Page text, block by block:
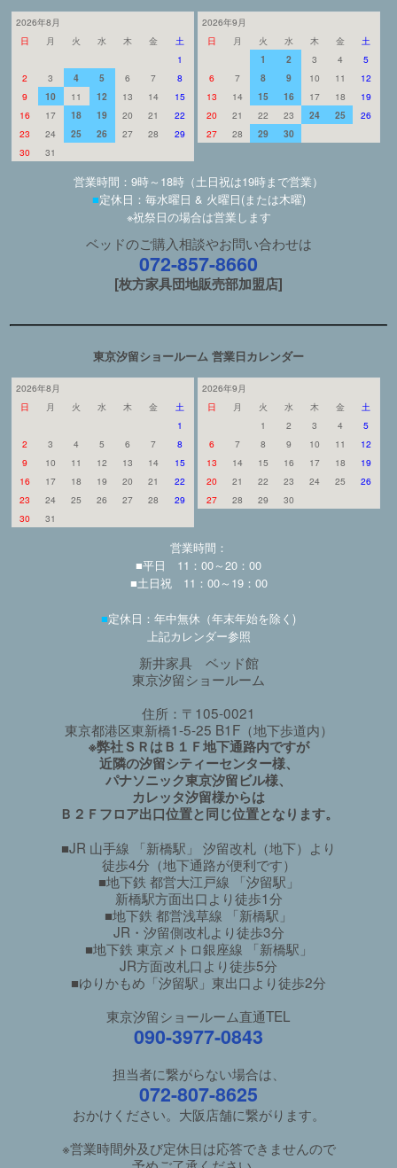
2026年8月
日
月 火 水 木 金
土
1
2
3 4 5 6 7
8
9
10 11 12 13 14
15
16
17 18 19 20 21
22
23
24 25 26 27 28
29
30
31
2026年9月
日
月 火 水 木 金
土
1
2 3 4
5
6
7 8 9 10 11
12
13
14 15 16 17 18
19
20
21 22 23 24 25
26
27
28 29 30
営業時間：9時～18時（土日祝は19時まで営業）
■定休日：毎水曜日 & 火曜日(または木曜)
※祝祭日の場合は営業します
ベッドのご購入相談やお問い合わせは
072-857-8660
[枚方家具団地販売部加盟店]
東京汐留ショールーム 営業日カレンダー
2026年8月
日
月 火 水 木 金
土
1
2
3 4 5 6 7
8
9
10 11 12 13 14
15
16
17 18 19 20 21
22
23
24 25 26 27 28
29
30
31
2026年9月
日
月 火 水 木 金
土
1
2 3 4
5
6
7 8 9 10 11
12
13
14 15 16 17 18
19
20
21 22 23 24 25
26
27
28 29 30
営業時間：
■平日 11：00～20：00
■土日祝 11：00～19：00
■定休日：年中無休（年末年始を除く)
上記カレンダー参照
新井家具 ベッド館
東京汐留ショールーム
住所：〒105-0021
東京都港区東新橋1-5-25 B1F（地下歩道内）
※弊社ＳＲはＢ１Ｆ地下通路内ですが
近隣の汐留シティーセンター様、
パナソニック東京汐留ビル様、
カレッタ汐留様からは
Ｂ２Ｆフロア出口位置と同じ位置となります。
■JR 山手線 「新橋駅」 汐留改札（地下）より
徒歩4分（地下通路が便利です）
■地下鉄 都営大江戸線 「汐留駅」
新橋駅方面出口より徒歩1分
■地下鉄 都営浅草線 「新橋駅」
JR・汐留側改札より徒歩3分
■地下鉄 東京メトロ銀座線 「新橋駅」
JR方面改札口より徒歩5分
■ゆりかもめ「汐留駅」東出口より徒歩2分
東京汐留ショールーム直通TEL
090-3977-0843
担当者に繋がらない場合は、
072-807-8625
おかけください。大阪店舗に繋がります。
※営業時間外及び定休日は応答できませんので